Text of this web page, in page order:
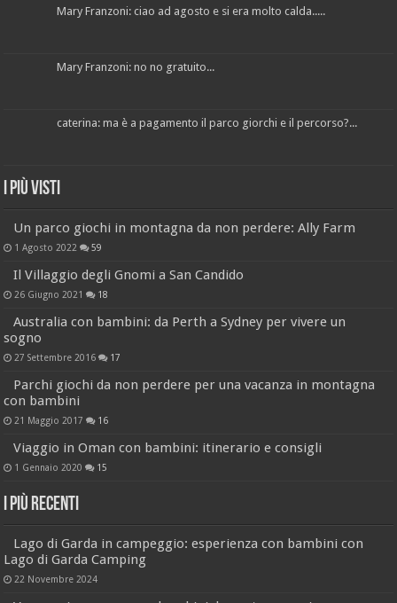
Mary Franzoni: ciao ad agosto e si era molto calda.....
Mary Franzoni: no no gratuito...
caterina: ma è a pagamento il parco giorchi e il percorso?...
I più visti
Un parco giochi in montagna da non perdere: Ally Farm
1 Agosto 2022 59
Il Villaggio degli Gnomi a San Candido
26 Giugno 2021 18
Australia con bambini: da Perth a Sydney per vivere un
sogno
27 Settembre 2016 17
Parchi giochi da non perdere per una vacanza in montagna
con bambini
21 Maggio 2017 16
Viaggio in Oman con bambini: itinerario e consigli
1 Gennaio 2020 15
I più recenti
Lago di Garda in campeggio: esperienza con bambini con
Lago di Garda Camping
22 Novembre 2024